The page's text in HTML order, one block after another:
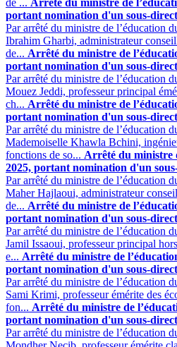
de ... Arrêté du ministre de
portant nomination d'un sous-
Par arrêté du ministre de l’éducation
Ibrahim Gharbi, administrateur
de... Arrêté du ministre de
portant nomination d'un sous-
Par arrêté du ministre de l’éducation
Mouez Jeddi, professeur principal
ch... Arrêté du ministre de
portant nomination d'un sous-
Par arrêté du ministre de l’éducation
Mademoiselle Khawla Bchini,
fonctions de so... Arrêté du ministre
2025, portant nomination d'un
Par arrêté du ministre de l’éducation
Maher Hajlaoui, administrateur
de... Arrêté du ministre de
portant nomination d'un sous-
Par arrêté du ministre de l’éducation
Jamil Issaoui, professeur principal
e... Arrêté du ministre de
portant nomination d'un sous-
Par arrêté du ministre de l’éducation
Sami Krimi, professeur émérite des
fon... Arrêté du ministre de
portant nomination d'un sous-
Par arrêté du ministre de l’éducation